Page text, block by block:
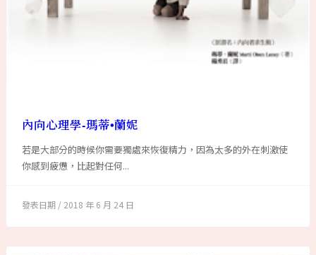
內向心理學-瑪蒂•蘭妮
若是大部分的時候你需要獨處來恢復精力，因為太多的外在刺激使
你感到疲憊，比起對任何...
2018 年 6 月 24 日